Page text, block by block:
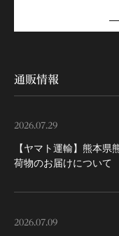
通販情報
2026.07.29
【ヤマト運輸】熊本
荷物のお届けについて
2026.07.09